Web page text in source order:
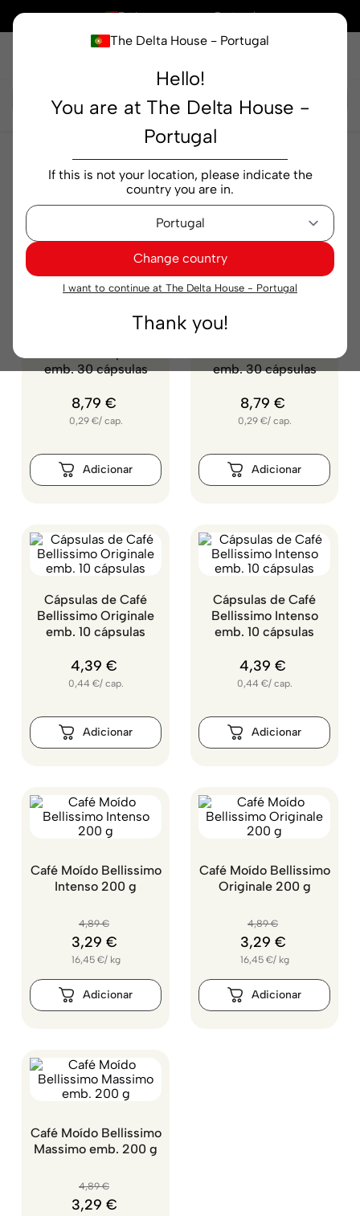
The Delta House - Portugal
Hello!
You are at The Delta House -
Portugal
If this is not your location, please indicate the
country you are in.
Change country
I want to continue at The Delta House - Portugal
Thank you!
× Está a comprar em Portugal
Filtrar
emb. 30 cápsulas
8,79 €
0,29 €/ cap.
emb. 30 cápsulas
8,79 €
0,29 €/ cap.
Cápsulas de Café
Bellissimo Originale
emb. 10 cápsulas
4,39 €
0,44 €/ cap.
Cápsulas de Café
Bellissimo Intenso
emb. 10 cápsulas
4,39 €
0,44 €/ cap.
Café Moído Bellissimo
Intenso 200 g
4,89 €
3,29 €
16,45 €/ kg
Café Moído Bellissimo
Originale 200 g
4,89 €
3,29 €
16,45 €/ kg
Café Moído Bellissimo
Massimo emb. 200 g
4,89 €
3,29 €